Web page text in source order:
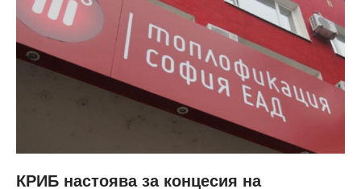
КРИБ настоява за концесия на